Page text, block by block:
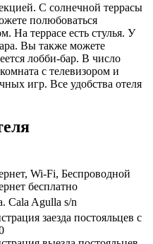
С солнечной террасы
полюбоваться
На террасе есть стулья. У
Вы также можете
лобби-бар. В число
с телевизором и
игр. Все удобства отеля
Wi-Fi, Беспроводной
бесплатно
Cala Agulla s/n
заезда постояльцев с